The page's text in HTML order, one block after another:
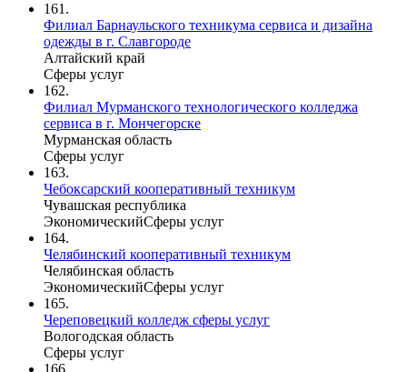
161.
Филиал Барнаульского техникума сервиса и дизайна
одежды в г. Славгороде
Алтайский край
Сферы услуг
162.
Филиал Мурманского технологического колледжа
сервиса в г. Мончегорске
Мурманская область
Сферы услуг
163.
Чебоксарский кооперативный техникум
Чувашская республика
ЭкономическийСферы услуг
164.
Челябинский кооперативный техникум
Челябинская область
ЭкономическийСферы услуг
165.
Череповецкий колледж сферы услуг
Вологодская область
Сферы услуг